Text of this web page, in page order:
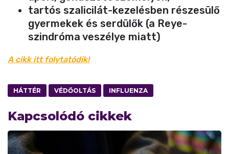
tartós szalicilát-kezelésben részesülő
gyermekek és serdülők (a Reye-
szindróma veszélye miatt)
A cikk itt folytatódik!
HÁTTÉR VÉDŐOLTÁS INFLUENZA
Kapcsolódó cikkek